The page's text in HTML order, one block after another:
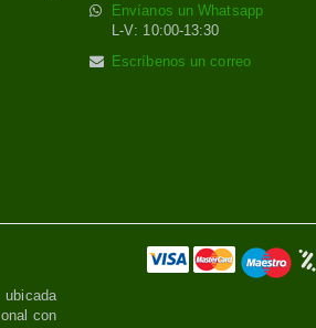
Envíanos un Whatsapp
L-V: 10:00-13:30
Escríbenos un correo
ubicada
con